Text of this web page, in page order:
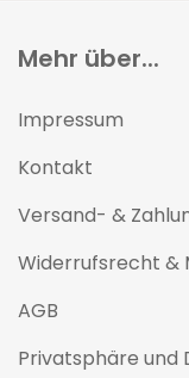
Mehr über...
Impressum
Kontakt
Versand- &
Widerrufsrecht &
AGB
Privatsphäre und